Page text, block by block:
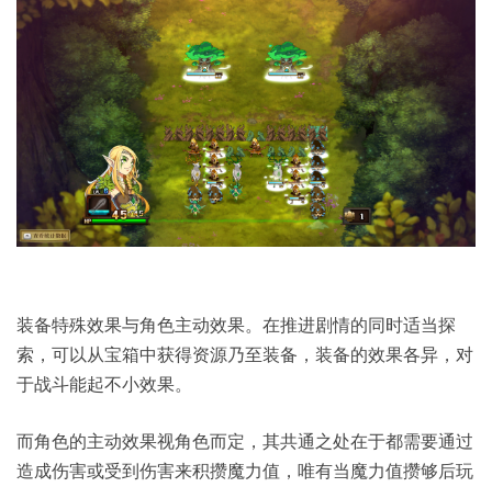
装备特殊效果与角色主动效果。在推进剧情的同时适当探
索，可以从宝箱中获得资源乃至装备，装备的效果各异，对
于战斗能起不小效果。
而角色的主动效果视角色而定，其共通之处在于都需要通过
造成伤害或受到伤害来积攒魔力值，唯有当魔力值攒够后玩